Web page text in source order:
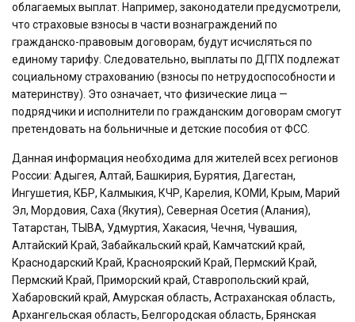
облагаемых выплат. Например, законодатели предусмотрели,
что страховые взносы в части вознаграждений по
гражданско-правовым договорам, будут исчисляться по
единому тарифу. Следовательно, выплаты по ДГПХ подлежат
социальному страхованию (взносы по нетрудоспособности и
материнству). Это означает, что физические лица —
подрядчики и исполнители по гражданским договорам смогут
претендовать на больничные и детские пособия от ФСС.
Данная информация необходима для жителей всех регионов
России: Адыгея, Алтай, Башкирия, Бурятия, Дагестан,
Ингушетия, КБР, Калмыкия, КЧР, Карелия, КОМИ, Крым, Марий
Эл, Мордовия, Саха (Якутия), Северная Осетия (Алания),
Татарстан, ТЫВА, Удмуртия, Хакасия, Чечня, Чувашия,
Алтайский Край, Забайкальский край, Камчатский край,
Краснодарский Край, Красноярский Край, Пермский Край,
Пермский Край, Приморский край, Ставропольский край,
Хабаровский край, Амурская область, Астраханская область,
Архангельская область, Белгородская область, Брянская